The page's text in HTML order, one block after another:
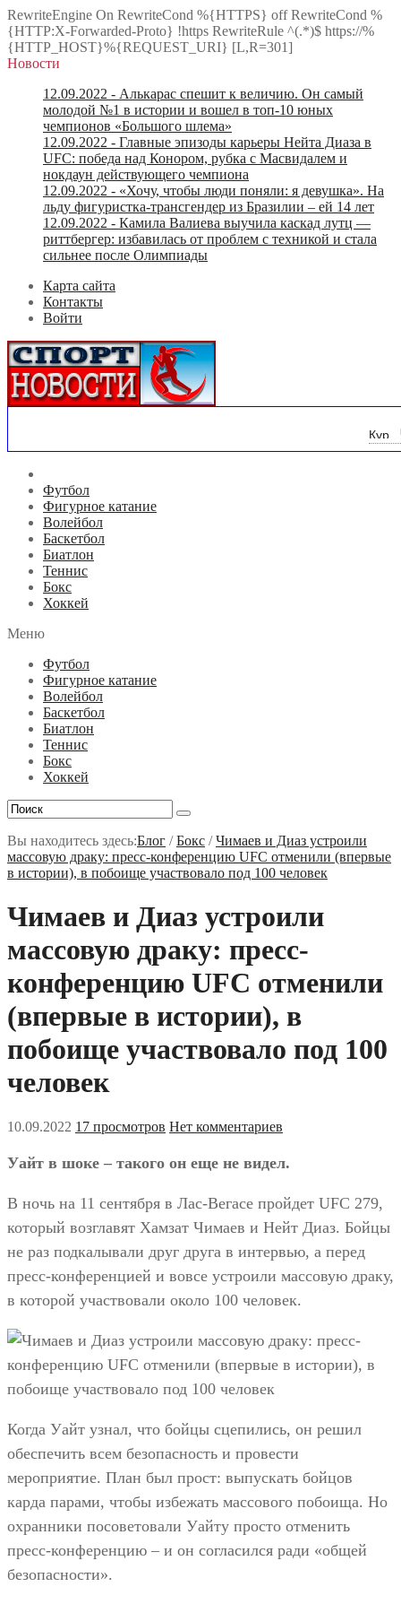
RewriteEngine On RewriteCond %{HTTPS} off RewriteCond %
{HTTP:X-Forwarded-Proto} !https RewriteRule ^(.*)$ https://%
{HTTP_HOST}%{REQUEST_URI} [L,R=301]
Новости
12.09.2022 - Алькарас спешит к величию. Он самый
молодой №1 в истории и вошел в топ-10 юных
чемпионов «Большого шлема»
12.09.2022 - Главные эпизоды карьеры Нейта Диаза в
UFC: победа над Конором, рубка с Масвидалем и
нокдаун действующего чемпиона
12.09.2022 - «Хочу, чтобы люди поняли: я девушка». На
льду фигуристка-трансгендер из Бразилии – ей 14 лет
12.09.2022 - Камила Валиева выучила каскад лутц —
риттбергер: избавилась от проблем с техникой и стала
сильнее после Олимпиады
Карта сайта
Контакты
Войти
Футбол
Фигурное катание
Волейбол
Баскетбол
Биатлон
Теннис
Бокс
Хоккей
Меню
Футбол
Фигурное катание
Волейбол
Баскетбол
Биатлон
Теннис
Бокс
Хоккей
Вы находитесь здесь:Блог /Бокс /Чимаев и Диаз устроили
массовую драку: пресс-конференцию UFC отменили (впервые
в истории), в побоище участвовало под 100 человек
Чимаев и Диаз устроили
массовую драку: пресс-
конференцию UFC отменили
(впервые в истории), в
побоище участвовало под 100
человек
10.09.2022 17 просмотров Нет комментариев
Уайт в шоке – такого он еще не видел.
В ночь на 11 сентября в Лас-Вегасе пройдет UFC 279,
который возглавят Хамзат Чимаев и Нейт Диаз. Бойцы
не раз подкалывали друг друга в интервью, а перед
пресс-конференцией и вовсе устроили массовую драку,
в которой участвовали около 100 человек.
Когда Уайт узнал, что бойцы сцепились, он решил
обеспечить всем безопасность и провести
мероприятие. План был прост: выпускать бойцов
карда парами, чтобы избежать массового побоища. Но
охранники посоветовали Уайту просто отменить
пресс-конференцию – и он согласился ради «общей
безопасности».